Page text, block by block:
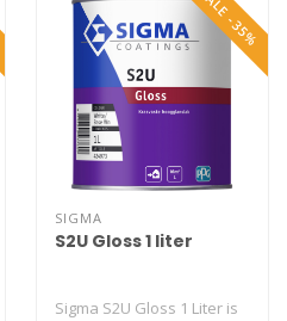
SALE -35%
SIGMA
S2U Gloss 1 liter
Sigma S2U Gloss 1 Liter is